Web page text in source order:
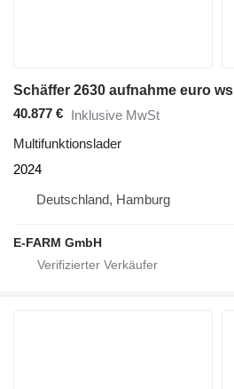
Schäffer 2630 aufnahme euro ws
40.877 € Inklusive MwSt
Multifunktionslader
2024
Deutschland, Hamburg
E-FARM GmbH